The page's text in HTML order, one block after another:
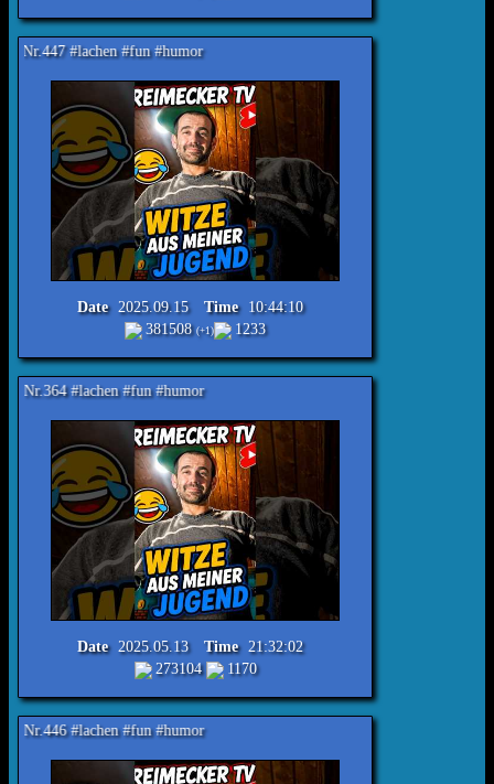
#fun #humor
Date 2025.09.15 Time 10:44:10
381508(+1) 1233
#fun #humor
Date 2025.05.13 Time 21:32:02
273104
1170
#fun #humor